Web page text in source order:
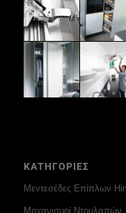
ΚΑΤΗΓΟΡΙΕΣ
Μεντεσέδες Επίπλων
Μηχανισμοί Ντουλαπών